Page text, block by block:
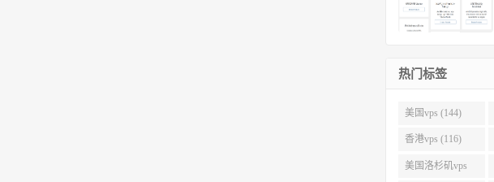
热门标签
美国vps (144)
香港vps (116)
美国洛杉矶vps